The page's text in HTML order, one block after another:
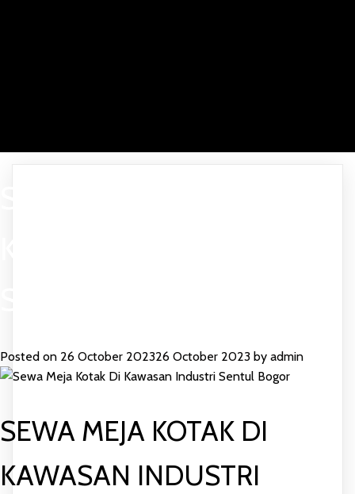
Posted on 26 October 202326 October 2023 by admin
SEWA MEJA KOTAK DI
KAWASAN INDUSTRI